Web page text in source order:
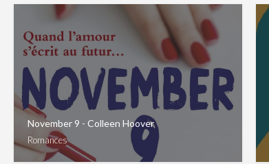
November 9 - Colleen Hoover
Romances